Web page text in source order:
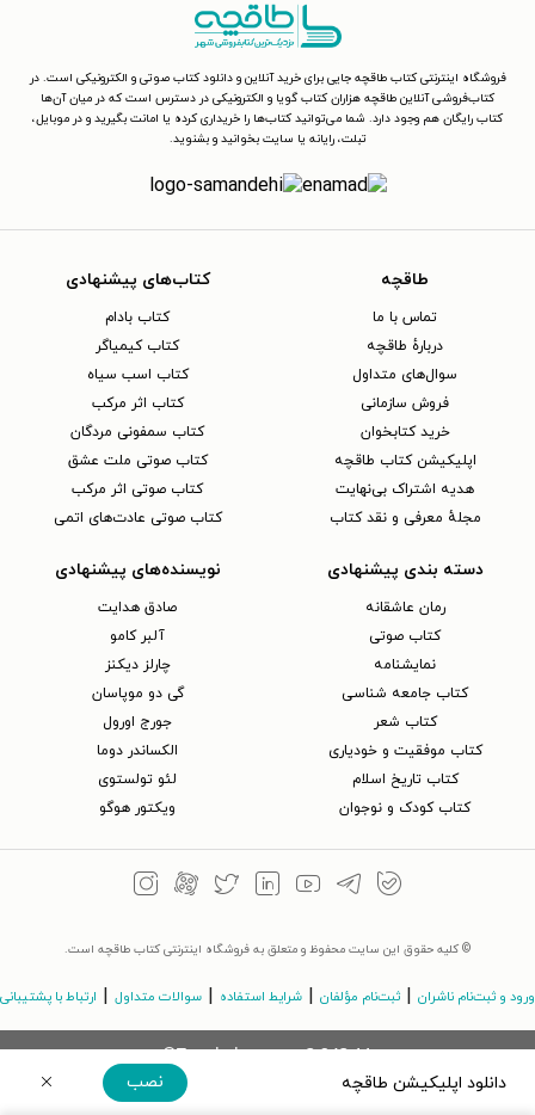
دانلود اپلیکیشن طاقچه نصب
فروشگاه اینترنتی کتاب طاقچه جایی برای خرید آنلاین و دانلود کتاب صوتی و الکترونیکی است. در
کتاب‌فروشی آنلاین طاقچه هزاران کتاب گویا و الکترونیکی در دسترس است که در میان آن‌ها
کتاب رایگان هم وجود دارد. شما می‌توانید کتاب‌ها را خریداری کرده یا امانت بگیرید و در موبایل،
تبلت، رایانه یا سایت بخوانید و بشنوید.
طاقچه
تماس با ما
دربارهٔ طاقچه
سوال‌های متداول
فروش سازمانی
خرید کتابخوان
اپلیکیشن کتاب طاقچه
هدیه اشتراک بی‌نهایت
مجلهٔ معرفی و نقد کتاب
کتاب‌های پیشنهادی
کتاب بادام
کتاب کیمیاگر
کتاب اسب سیاه
کتاب اثر مرکب
کتاب سمفونی مردگان
کتاب صوتی ملت عشق
کتاب صوتی اثر مرکب
کتاب صوتی عادت‌های اتمی
دسته بندی پیشنهادی
رمان عاشقانه
کتاب‌ صوتی
نمایشنامه
کتاب جامعه شناسی
کتاب شعر
کتاب موفقیت و خودیاری
کتاب تاریخ اسلام
کتاب کودک و نوجوان
نویسنده‌های پیشنهادی
صادق هدایت
آلبر کامو
چارلز دیکنز
گی دو موپاسان
جورج اورول
الکساندر دوما
لئو تولستوی
ویکتور هوگو
© کلیه حقوق این سایت محفوظ و متعلق به فروشگاه اینترنتی کتاب طاقچه است.
ورود و ثبت‌نام ناشران | ثبت‌نام مؤلفان | شرایط استفاده | سوالات متداول | ارتباط با پشتیبانی
©Taaghche.com v3.243.11